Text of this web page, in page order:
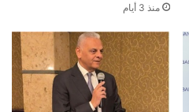
منذ 3 أيام